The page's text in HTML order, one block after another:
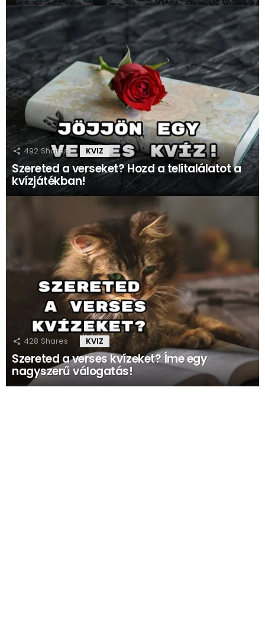
492 Shares KVIZ
Szereted a verseket? Hozd a telitalálatot a
kvízjátékban!
428 Shares KVIZ
Szereted a verses kvízeket? Íme egy
nagyszerű válogatás!